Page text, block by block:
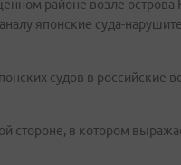
районе возле острова
японские суда-
судов в российские
стороне, в котором